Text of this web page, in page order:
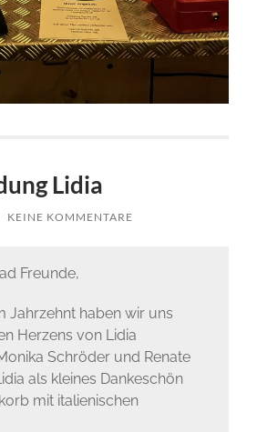
Lidia
KEINE KOMMENTARE
Freunde,
Jahrzehnt haben wir uns
Herzens von Lidia
Schröder und Renate
als kleines Dankeschön
mit italienischen